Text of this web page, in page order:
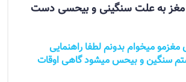
مغز به علت سنگینی و بیحسی دست
مغزمو میخوام بدونم لطفا راهنمایی
سنگین و بیحس میشود گاهی اوقات